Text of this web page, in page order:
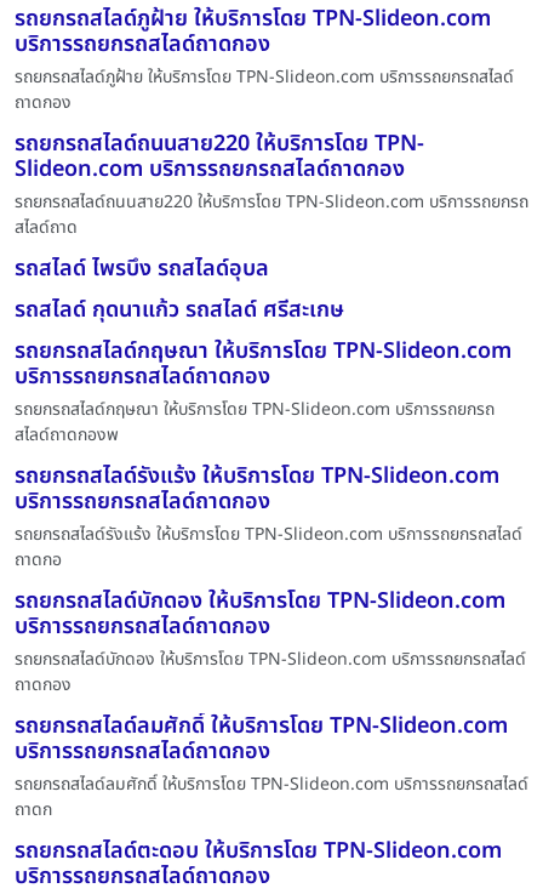
รถยกรถสไลด์ภูฝ้าย ให้บริการโดย TPN-Slideon.com
บริการรถยกรถสไลด์ถาดกอง
รถยกรถสไลด์ภูฝ้าย ให้บริการโดย TPN-Slideon.com บริการรถยกรถสไลด์
ถาดกอง
รถยกรถสไลด์ถนนสาย220 ให้บริการโดย TPN-
Slideon.com บริการรถยกรถสไลด์ถาดกอง
รถยกรถสไลด์ถนนสาย220 ให้บริการโดย TPN-Slideon.com บริการรถยกรถ
สไลด์ถาด
รถสไลด์ ไพรบึง รถสไลด์อุบล
รถสไลด์ กุดนาแก้ว รถสไลด์ ศรีสะเกษ
รถยกรถสไลด์กฤษณา ให้บริการโดย TPN-Slideon.com
บริการรถยกรถสไลด์ถาดกอง
รถยกรถสไลด์กฤษณา ให้บริการโดย TPN-Slideon.com บริการรถยกรถ
สไลด์ถาดกองพ
รถยกรถสไลด์รังแร้ง ให้บริการโดย TPN-Slideon.com
บริการรถยกรถสไลด์ถาดกอง
รถยกรถสไลด์รังแร้ง ให้บริการโดย TPN-Slideon.com บริการรถยกรถสไลด์
ถาดกอ
รถยกรถสไลด์บักดอง ให้บริการโดย TPN-Slideon.com
บริการรถยกรถสไลด์ถาดกอง
รถยกรถสไลด์บักดอง ให้บริการโดย TPN-Slideon.com บริการรถยกรถสไลด์
ถาดกอง
รถยกรถสไลด์ลมศักดิ์ ให้บริการโดย TPN-Slideon.com
บริการรถยกรถสไลด์ถาดกอง
รถยกรถสไลด์ลมศักดิ์ ให้บริการโดย TPN-Slideon.com บริการรถยกรถสไลด์
ถาดก
รถยกรถสไลด์ตะดอบ ให้บริการโดย TPN-Slideon.com
บริการรถยกรถสไลด์ถาดกอง